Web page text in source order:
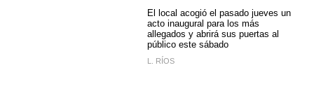
El local acogió el pasado jueves un
acto inaugural para los más
allegados y abrirá sus puertas al
público este sábado
L. RÍOS